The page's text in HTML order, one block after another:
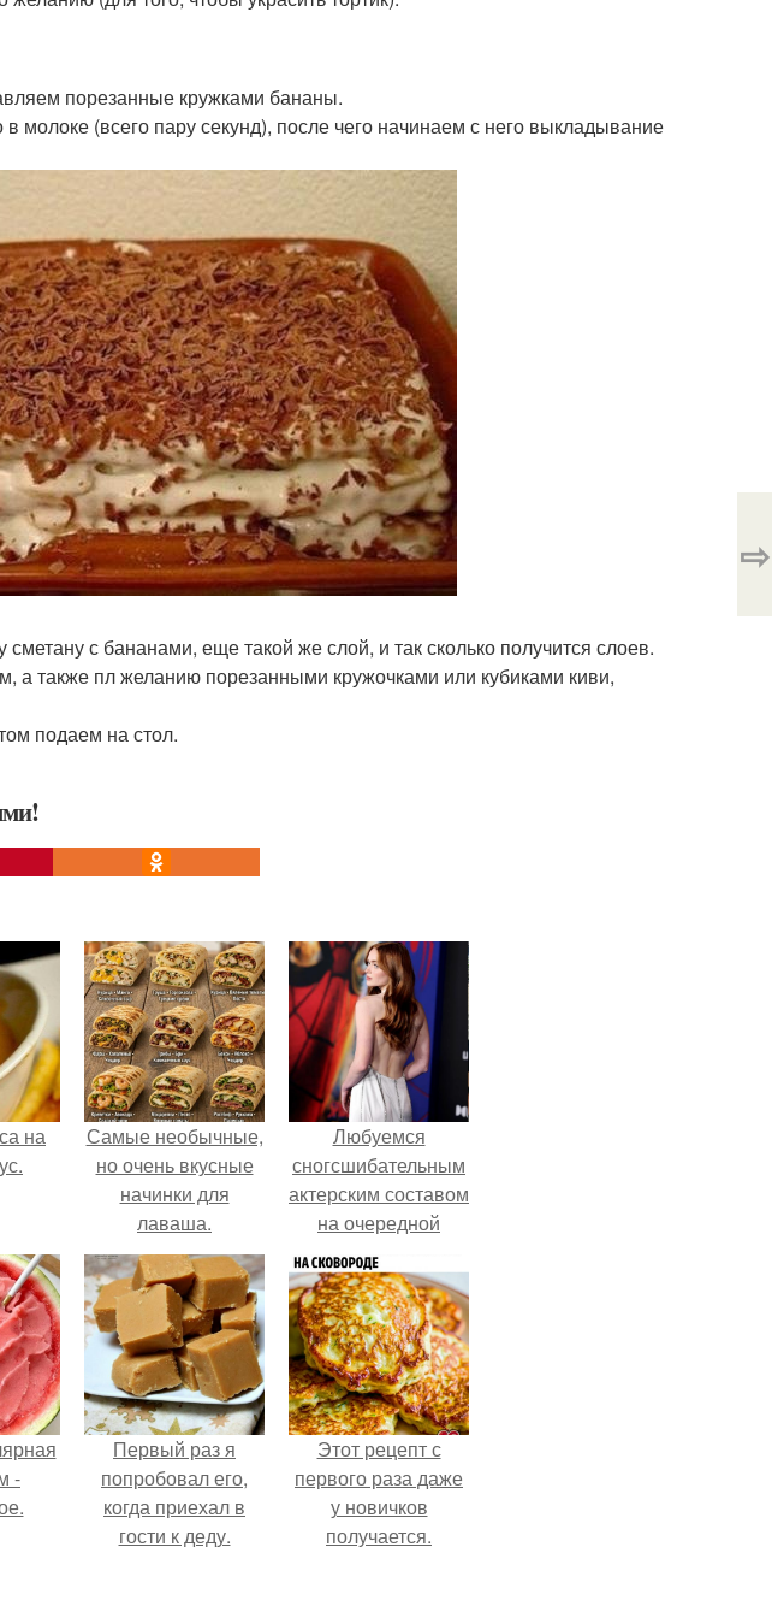
порезанные кружками бананы.
молоке (всего пару секунд), после чего начинаем с него выкладывание
с бананами, еще такой же слой, и так сколько получится слоев.
а также пл желанию порезанными кружочками или кубиками киви,
подаем на стол.
⇨
на
Самые необычные,
но очень вкусные
начинки для
лаваша.
Любуемся
сногсшибательным
актерским составом
на очередной
премьере нового
человека - паука.
-
Первый раз я
попробовал его,
когда приехал в
гости к деду.
Этот рецепт с
первого раза даже
у новичков
получается.